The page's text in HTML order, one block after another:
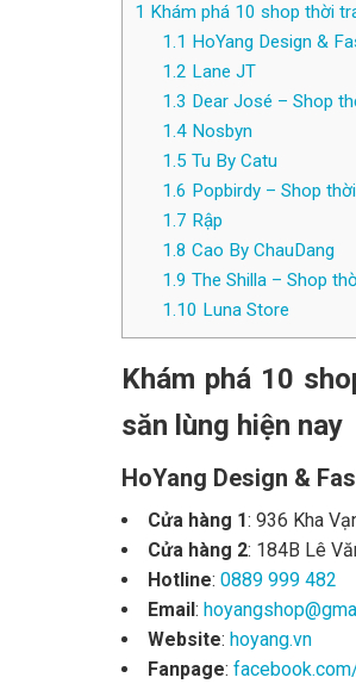
1 Khám phá 10 shop thời
1.1 HoYang Design &
1.2 Lane JT
1.3 Dear José – Shop
1.4Nosbyn
1.5 Tu By Catu
1.6 Popbirdy – Shop
1.7 Rập
1.8 Cao By ChauDang
1.9 The Shilla – Shop
1.10 Luna Store
Khám phá 10
săn lùng hiện nay
HoYang Design &
Cửa hàng 1: 936 Kha
Cửa hàng 2: 184B Lê
Hotline: 0889 999 482
Email :
Website: hoyang.vn
Fanpage: